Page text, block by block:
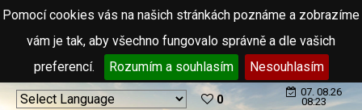
Pomocí cookies vás na našich stránkách poznáme a zobrazíme
vám je tak, aby všechno fungovalo správně a dle vašich
preferencí.
Rozumím a souhlasím Nesouhlasím
0
07. 08.26
08:23